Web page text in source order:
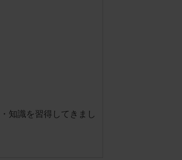
知識を習得してきまし